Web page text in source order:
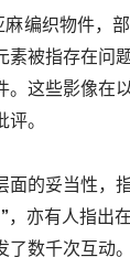
麻编织物件，
素被指存在问
。这些影像在
评。
面的妥当性，
，亦有人指出
数千次互动。